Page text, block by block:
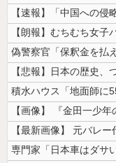
【朗報】むちむち女
【悲報】日本の歴史、
専門家「日本車はダサ